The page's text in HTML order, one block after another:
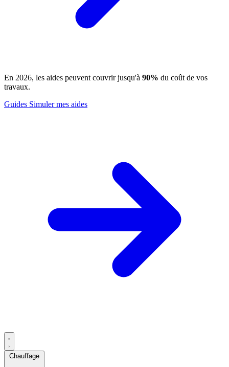
En 2026, les aides peuvent couvrir jusqu'à 90% du coût de vos
travaux.
Guides Simuler mes aides